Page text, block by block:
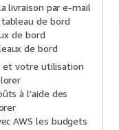
livraison par e-mail
de bord
de bord
de bord
et votre utilisation
à l'aide des
AWS les budgets